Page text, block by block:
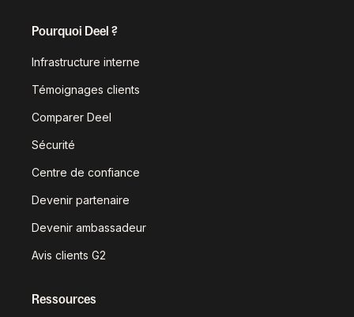
Pourquoi Deel ?
Infrastructure interne
Témoignages clients
Comparer Deel
Sécurité
Centre de confiance
Devenir partenaire
Devenir ambassadeur
Avis clients G2
Ressources